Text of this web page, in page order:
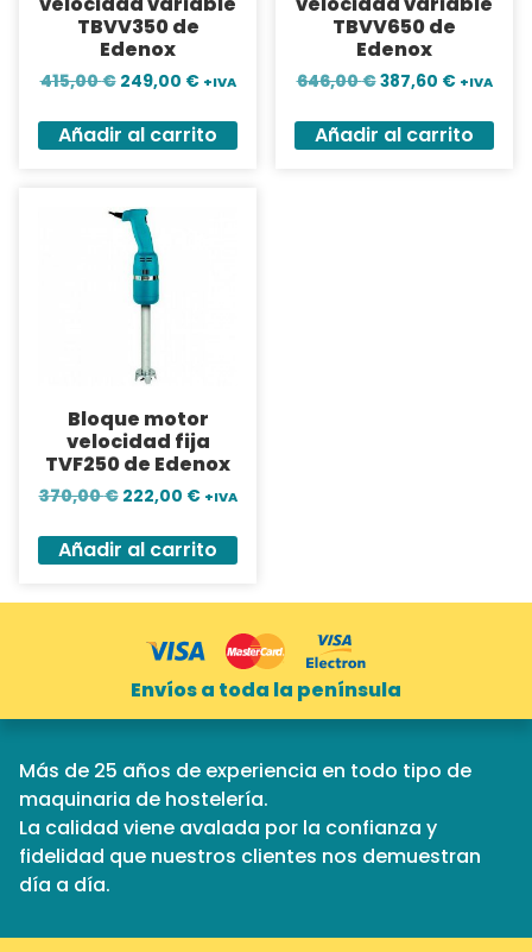
TBVV350 de
Edenox
415,00€ 249,00 € +IVA
Añadir al carrito
TBVV650 de
Edenox
646,00€387,60 € +IVA
Añadir al carrito
Bloque motor
velocidad fija
TVF250 de Edenox
370,00€ 222,00 € +IVA
Añadir al carrito
Envíos a toda la península
Más de 25 años de experiencia en todo tipo de
maquinaria de hostelería.
La calidad viene avalada por la confianza y
fidelidad que nuestros clientes nos demuestran
día a día.